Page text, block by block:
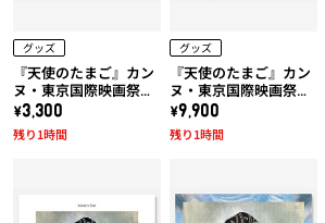
グッズ
『天使のたまご』カン
ヌ・東京国際映画祭上
映作品!! 天使のたまご
「水に棲む」トートバ
ッグ
\3,300
残り1時間
グッズ
『天使のたまご』カン
ヌ・東京国際映画祭上
映作品!! 天使のたまご
「水に棲む」x 久米繊
維コラボTシャツ (黒)
\9,900
残り1時間